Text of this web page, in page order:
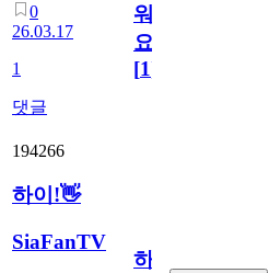
0
26.03.17
1
댓글
워
요
[1]
194266
하이!👋
SiaFanTV
하